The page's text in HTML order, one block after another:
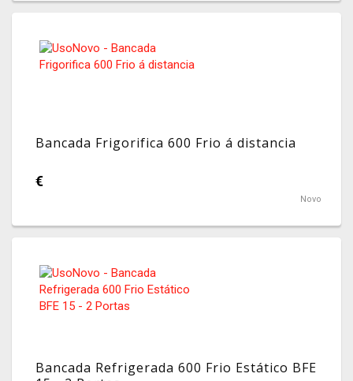
Bancada Frigorifica 600 Frio á distancia
€
Novo
Bancada Refrigerada 600 Frio Estático BFE